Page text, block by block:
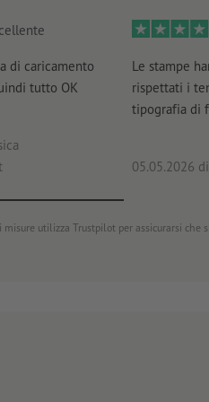
i dati di stampa?
di caricamento
tutto OK
Le stampe
rispettati i
tipografia di
05.05.2026
utilizza Trustpilot per assicurarsi che